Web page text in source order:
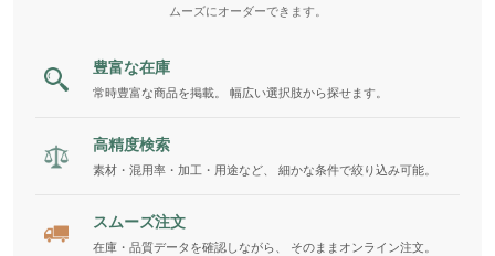
ムーズにオーダーできます。
豊富な在庫
常時豊富な商品を掲載。 幅広い選択肢から探せます。
高精度検索
素材・混用率・加工・用途など、 細かな条件で絞り込み可能。
スムーズ注文
在庫・品質データを確認しながら、 そのままオンライン注文。